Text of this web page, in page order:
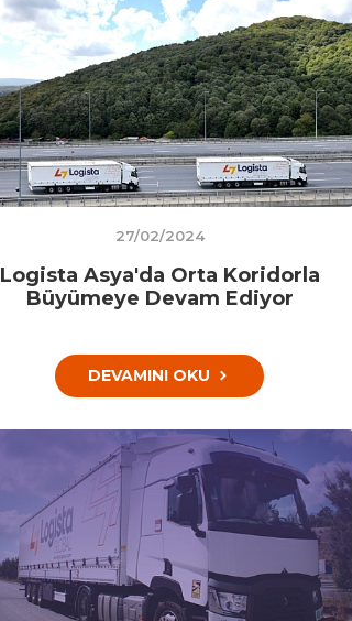
27/02/2024
Logista Asya'da Orta Koridorla
Büyümeye Devam Ediyor
DEVAMINI OKU